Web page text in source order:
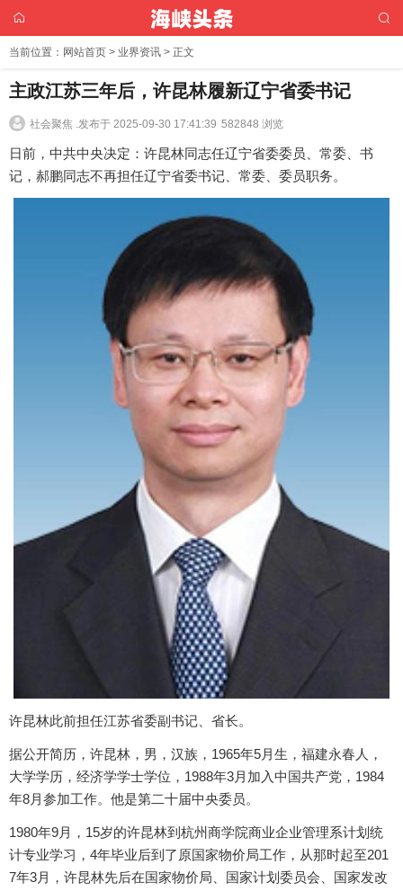
当前位置： 网站首页 > 业界资讯 > 正文
主政江苏三年后，许昆林履新辽宁省委书记
社会聚焦 .发布于 2025-09-30 17:41:39 582848 浏览
日前，中共中央决定：许昆林同志任辽宁省委委员、常委、书
记，郝鹏同志不再担任辽宁省委书记、常委、委员职务。
许昆林此前担任江苏省委副书记、省长。
据公开简历，许昆林，男，汉族，1965年5月生，福建永春人，
大学学历，经济学学士学位，1988年3月加入中国共产党，1984
年8月参加工作。他是第二十届中央委员。
1980年9月，15岁的许昆林到杭州商学院商业企业管理系计划统
计专业学习，4年毕业后到了原国家物价局工作，从那时起至201
7年3月，许昆林先后在国家物价局、国家计划委员会、国家发改